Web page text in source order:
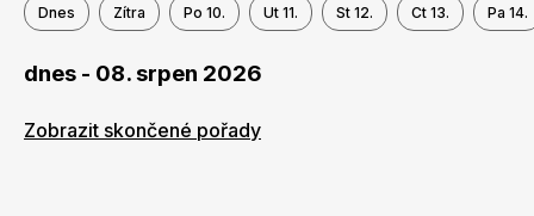
Dnes Zítra Po 10. Ut 11. St 12. Ct 13. Pa 14.
dnes - 08. srpen 2026
Zobrazit skončené pořady